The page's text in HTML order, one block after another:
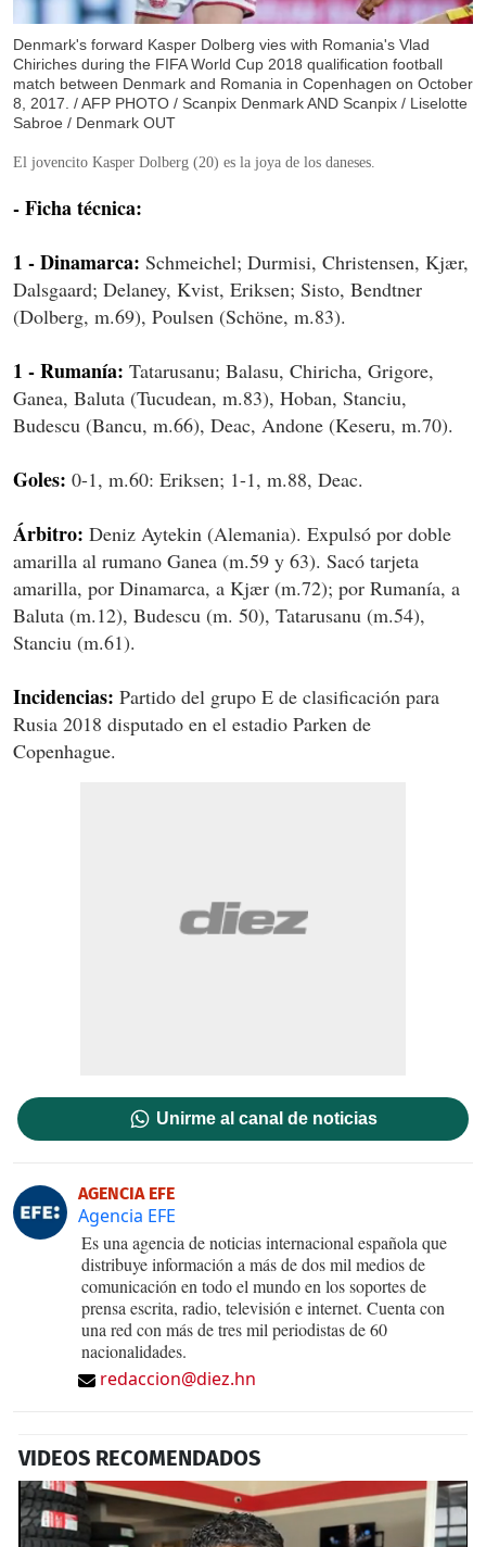
Denmark's forward Kasper Dolberg vies with Romania's Vlad
Chiriches during the FIFA World Cup 2018 qualification football
match between Denmark and Romania in Copenhagen on October
8, 2017. / AFP PHOTO / Scanpix Denmark AND Scanpix / Liselotte
Sabroe / Denmark OUT
El jovencito Kasper Dolberg (20) es la joya de los daneses.
- Ficha técnica:
1 - Dinamarca: Schmeichel; Durmisi, Christensen, Kjær,
Dalsgaard; Delaney, Kvist, Eriksen; Sisto, Bendtner
(Dolberg, m.69), Poulsen (Schöne, m.83).
1 - Rumanía: Tatarusanu; Balasu, Chiricha, Grigore,
Ganea, Baluta (Tucudean, m.83), Hoban, Stanciu,
Budescu (Bancu, m.66), Deac, Andone (Keseru, m.70).
Goles: 0-1, m.60: Eriksen; 1-1, m.88, Deac.
Árbitro: Deniz Aytekin (Alemania). Expulsó por doble
amarilla al rumano Ganea (m.59 y 63). Sacó tarjeta
amarilla, por Dinamarca, a Kjær (m.72); por Rumanía, a
Baluta (m.12), Budescu (m. 50), Tatarusanu (m.54),
Stanciu (m.61).
Incidencias: Partido del grupo E de clasificación para
Rusia 2018 disputado en el estadio Parken de
Copenhague.
Unirme al canal de noticias
AGENCIA EFE
Agencia EFE
Es una agencia de noticias internacional española que
distribuye información a más de dos mil medios de
comunicación en todo el mundo en los soportes de
prensa escrita, radio, televisión e internet. Cuenta con
una red con más de tres mil periodistas de 60
nacionalidades.
redaccion@diez.hn
VIDEOS RECOMENDADOS